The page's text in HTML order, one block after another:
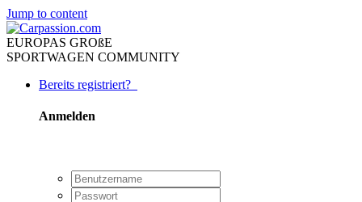
Jump to content
EUROPAS GROßE
SPORTWAGEN COMMUNITY
Bereits registriert?
Anmelden